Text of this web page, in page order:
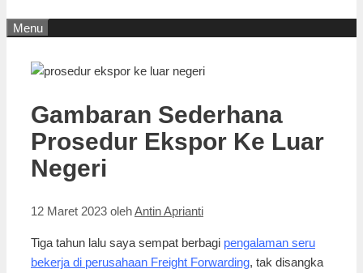
Menu
Gambaran Sederhana
Prosedur Ekspor Ke Luar
Negeri
12 Maret 2023 olehAntin Aprianti
Tiga tahun lalu saya sempat berbagi pengalaman seru
bekerja di perusahaan Freight Forwarding, tak disangka